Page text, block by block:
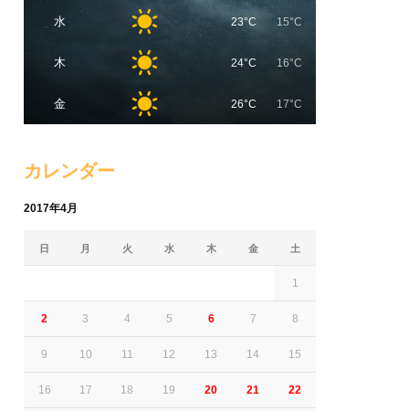
水 23°C 15°C
木 24°C 16°C
金 26°C 17°C
カレンダー
2017年4月
日 月 火 水 木 金 土
1
2 3 4 5 6 7 8
9 10 11 12 13 14 15
16 17 18 19 20 21 22